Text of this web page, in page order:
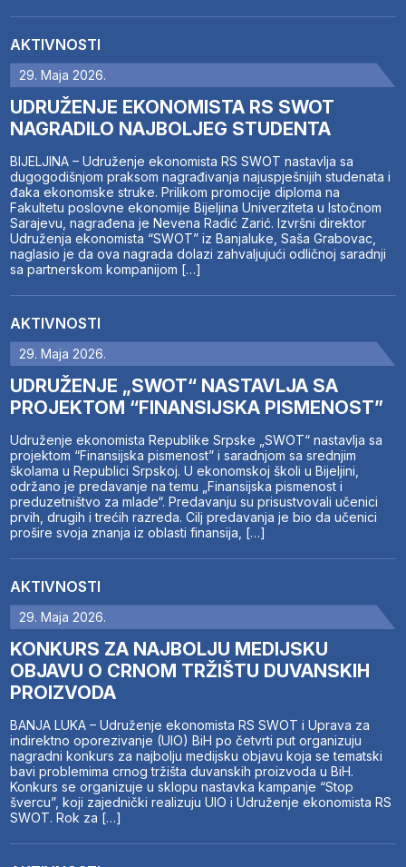
AKTIVNOSTI
29. Maja 2026.
UDRUŽENJE EKONOMISTA RS SWOT
NAGRADILO NAJBOLJEG STUDENTA
BIJELJINA – Udruženje ekonomista RS SWOT nastavlja sa
dugogodišnjom praksom nagrađivanja najuspješnijih studenata i
đaka ekonomske struke. Prilikom promocije diploma na
Fakultetu poslovne ekonomije Bijeljina Univerziteta u Istočnom
Sarajevu, nagrađena je Nevena Radić Zarić. Izvršni direktor
Udruženja ekonomista “SWOT” iz Banjaluke, Saša Grabovac,
naglasio je da ova nagrada dolazi zahvaljujući odličnoj saradnji
sa partnerskom kompanijom […]
AKTIVNOSTI
29. Maja 2026.
UDRUŽENJE „SWOT“ NASTAVLJA SA
PROJEKTOM “FINANSIJSKA PISMENOST”
Udruženje ekonomista Republike Srpske „SWOT“ nastavlja sa
projektom “Finansijska pismenost” i saradnjom sa srednjim
školama u Republici Srpskoj. U ekonomskoj školi u Bijeljini,
održano je predavanje na temu „Finansijska pismenost i
preduzetništvo za mlade“. Predavanju su prisustvovali učenici
prvih, drugih i trećih razreda. Cilj predavanja je bio da učenici
prošire svoja znanja iz oblasti finansija, […]
AKTIVNOSTI
29. Maja 2026.
KONKURS ZA NAJBOLJU MEDIJSKU
OBJAVU O CRNOM TRŽIŠTU DUVANSKIH
PROIZVODA
BANJA LUKA – Udruženje ekonomista RS SWOT i Uprava za
indirektno oporezivanje (UIO) BiH po četvrti put organizuju
nagradni konkurs za najbolju medijsku objavu koja se tematski
bavi problemima crnog tržišta duvanskih proizvoda u BiH.
Konkurs se organizuje u sklopu nastavka kampanje “Stop
švercu”, koji zajednički realizuju UIO i Udruženje ekonomista RS
SWOT. Rok za […]